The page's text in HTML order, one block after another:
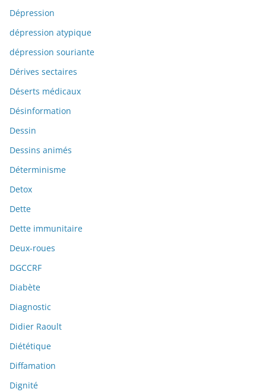
Dépression
dépression atypique
dépression souriante
Dérives sectaires
Déserts médicaux
Désinformation
Dessin
Dessins animés
Déterminisme
Detox
Dette
Dette immunitaire
Deux-roues
DGCCRF
Diabète
Diagnostic
Didier Raoult
Diététique
Diffamation
Dignité